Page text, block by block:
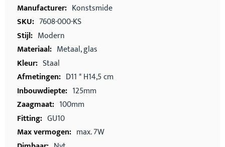
Meer
informatie
Konstsmide
7608-000-KS
Modern
Metaal, glas
Staal
D11 * H14,5 cm
125mm
100mm
GU10
max. 7W